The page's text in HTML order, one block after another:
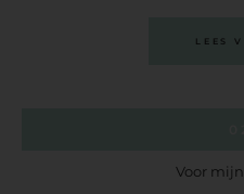
LEES
Voor